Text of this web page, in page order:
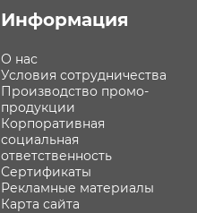
Информация
О нас
Условия сотрудничества
Производство промо-
продукции
Корпоративная
социальная
ответственность
Сертификаты
Рекламные материалы
Карта сайта